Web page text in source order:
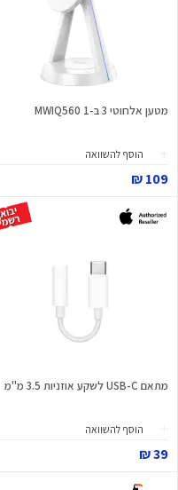
מטען אלחוטי 3 ב-1 MWIQ560
הוסף להשוואה
109 ₪
מתאם USB-C לשקע אוזניות 3.5 מ"מ
הוסף להשוואה
39 ₪